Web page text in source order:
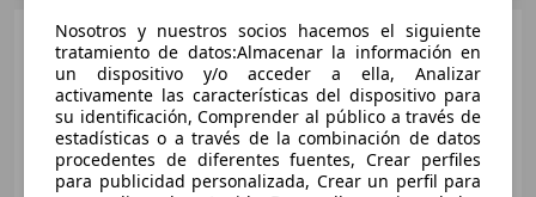
SUV/4x4/Pickup
Electro/Gasolina
eHS 1.5 T-GDI Comfort
190 KW (258 PS)
2023 - 2024
MGHS
Medidas
(L/A/A):
desde 4610 x 1876 x 1685 mm
Potencia:
119 KW (162 PS)
Nosotros y nuestros socios hacemos el siguiente
tratamiento de datos:Almacenar la información en
un dispositivo y/o acceder a ella, Analizar
activamente las características del dispositivo para
su identificación, Comprender al público a través de
estadísticas o a través de la combinación de datos
procedentes de diferentes fuentes, Crear perfiles
para publicidad personalizada, Crear un perfil para